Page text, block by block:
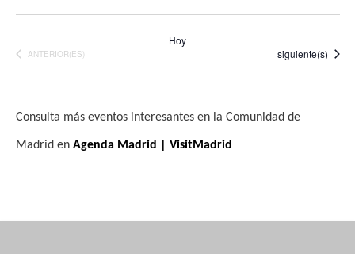
EVENTOS
ANTERIOR(ES)
Hoy
Eventos
siguiente(s)
Consulta más eventos interesantes en la Comunidad de
Madrid en Agenda Madrid | VisitMadrid